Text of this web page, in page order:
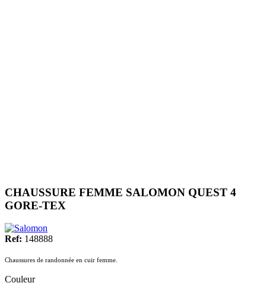
CHAUSSURE FEMME SALOMON QUEST 4
GORE-TEX
Ref: 148888
Chaussures de randonnée en cuir femme.
Couleur